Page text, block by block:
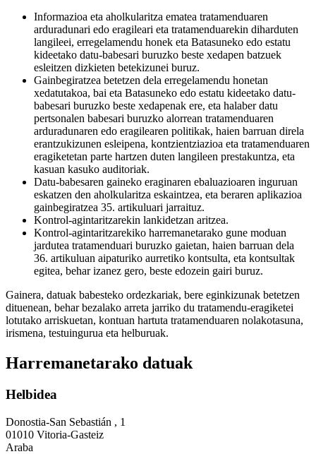
Informazioa eta aholkularitza ematea tratamenduaren
arduradunari edo eragileari eta tratamenduarekin diharduten
langileei, erregelamendu honek eta Batasuneko edo estatu
kideetako datu-babesari buruzko beste xedapen batzuek
esleitzen dizkieten betekizunei buruz.
Gainbegiratzea betetzen dela erregelamendu honetan
xedatutakoa, bai eta Batasuneko edo estatu kideetako datu-
babesari buruzko beste xedapenak ere, eta halaber datu
pertsonalen babesari buruzko alorrean tratamenduaren
arduradunaren edo eragilearen politikak, haien barruan direla
erantzukizunen esleipena, kontzientziazioa eta tratamenduaren
eragiketetan parte hartzen duten langileen prestakuntza, eta
kasuan kasuko auditoriak.
Datu-babesaren gaineko eraginaren ebaluazioaren inguruan
eskatzen den aholkularitza eskaintzea, eta beraren aplikazioa
gainbegiratzea 35. artikuluari jarraituz.
Kontrol-agintaritzarekin lankidetzan aritzea.
Kontrol-agintaritzarekiko harremanetarako gune moduan
jardutea tratamenduari buruzko gaietan, haien barruan dela
36. artikuluan aipaturiko aurretiko kontsulta, eta kontsultak
egitea, behar izanez gero, beste edozein gairi buruz.
Gainera, datuak babesteko ordezkariak, bere eginkizunak betetzen
dituenean, behar bezalako arreta jarriko du tratamendu-eragiketei
lotutako arriskuetan, kontuan hartuta tratamenduaren nolakotasuna,
irismena, testuingurua eta helburuak.
Harremanetarako datuak
Helbidea
Donostia-San Sebastián , 1
01010 Vitoria-Gasteiz
Araba